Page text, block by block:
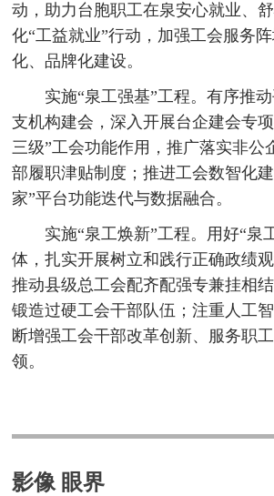
动，助力台胞职工在泉安心就业、
化“工益就业”行动，加强工会服务
化、品牌化建设。
实施“泉工强基”工程。有序推
支机构建会，深入开展台企建会专
三级”工会功能作用，推广落实非公
部履职津贴制度；推进工会数智化
家”平台功能迭代与数据融合。
实施“泉工焕新”工程。用好“泉
体，扎实开展树立和践行正确政绩
推动县级总工会配齐配强专兼挂相
锻造过硬工会干部队伍；注重人工
断增强工会干部改革创新、服务职
领。
影像 眼界